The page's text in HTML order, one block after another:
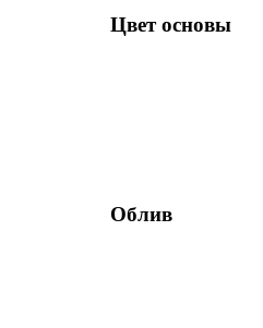
Цвет основы
Облив